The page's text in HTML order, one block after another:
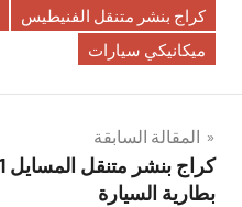
كراج بنشر متنقل الفنيطيس
ميكانيكي سيارات
تصفّح
المقالات
المقالة السابقة
بطارية السيارة